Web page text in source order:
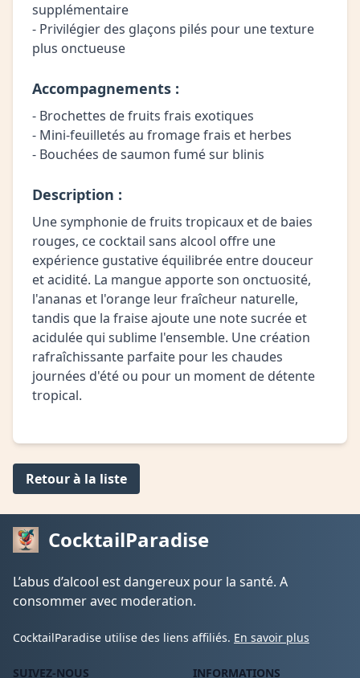
supplémentaire
- Privilégier des glaçons pilés pour une texture
plus onctueuse
Accompagnements :
- Brochettes de fruits frais exotiques
- Mini-feuilletés au fromage frais et herbes
- Bouchées de saumon fumé sur blinis
Description :
Une symphonie de fruits tropicaux et de baies
rouges, ce cocktail sans alcool offre une
expérience gustative équilibrée entre douceur
et acidité. La mangue apporte son onctuosité,
l'ananas et l'orange leur fraîcheur naturelle,
tandis que la fraise ajoute une note sucrée et
acidulée qui sublime l'ensemble. Une création
rafraîchissante parfaite pour les chaudes
journées d'été ou pour un moment de détente
tropical.
Retour à la liste
CocktailParadise
L’abus d’alcool est dangereux pour la santé. A
consommer avec moderation.
CocktailParadise utilise des liens affiliés. En savoir plus
SUIVEZ-NOUS INFORMATIONS